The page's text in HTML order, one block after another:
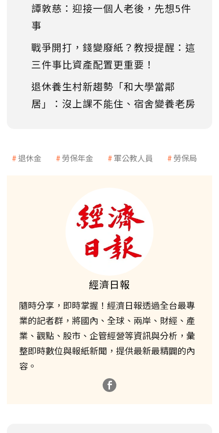
譚敦慈：迎接一個人老後，先想5件
事
戰爭開打，錢變廢紙？教授提醒：這
三件事比資產配置更重要！
退休養生村新趨勢「和大學當鄰
居」：沒上課不能住、宿舍變養老房
退休金 勞保年金 軍公教人員 勞保局
經濟日報
隨時分享，即時掌握！經濟日報透過全台最專
業的記者群，將國內、全球、兩岸、財經、產
業、觀點、股市、企管經營等資訊與分析，彙
整即時數位與報紙新聞，提供最新最精闢的內
容。